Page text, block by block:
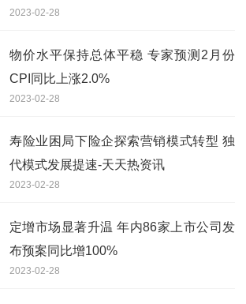
2023-02-28
物价水平保持总体平稳 专家预测2月份
CPI同比上涨2.0%
2023-02-28
寿险业困局下险企探索营销模式转型 独
代模式发展提速-天天热资讯
2023-02-28
定增市场显著升温 年内86家上市公司发
布预案同比增100%
2023-02-28